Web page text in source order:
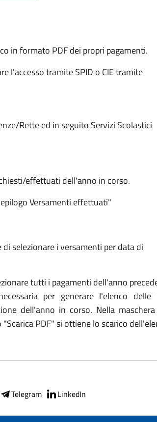
in formato PDF dei propri pagamenti.
l'accesso tramite SPID o CIE tramite
Rette ed in seguito Servizi Scolastici
effettuati dell'anno in corso.
Versamenti effettuati"
selezionare i versamenti per data di
tutti i pagamenti dell'anno
per generare l'elenco delle
dell'anno in corso. Nella
PDF" si ottiene lo scarico
Telegram LinkedIn